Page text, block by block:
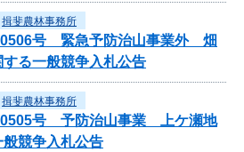
揖斐農林事務所
0506号 緊急予防治山事業外 畑
る一般競争入札公告
揖斐農林事務所
0505号 予防治山事業 上ケ瀬地
競争入札公告